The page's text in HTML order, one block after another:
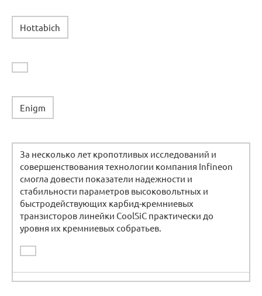
Hottabich
Enigm
За несколько лет кропотливых исследований и
совершенствования технологии компания Infineon
смогла довести показатели надежности и
стабильности параметров высоковольтных и
быстродействующих карбид-кремниевых
транзисторов линейки CoolSiC практически до
уровня их кремниевых собратьев.